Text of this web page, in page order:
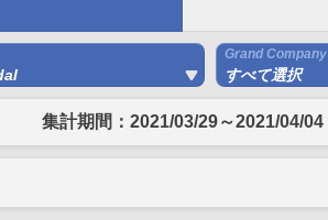
Grand Company
すべて選択
集計期間：2021/03/29～2021/04/04